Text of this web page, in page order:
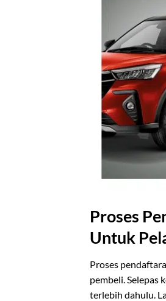
Proses
Untuk
Proses
pembeli. Selepas
terlebih dahulu.